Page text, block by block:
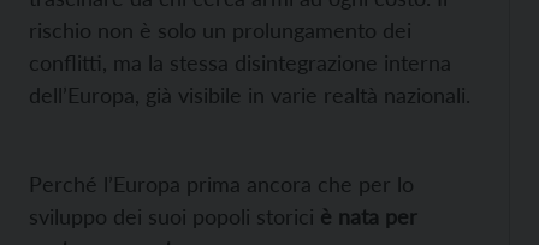
rischio non è solo un prolungamento dei
conflitti, ma la stessa disintegrazione interna
dell’Europa, già visibile in varie realtà nazionali.
Perché l’Europa prima ancora che per lo
sviluppo dei suoi popoli storici è nata per